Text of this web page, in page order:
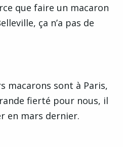
que faire un macaron
ça n’a pas de
macarons sont à Paris,
fierté pour nous, il
en mars dernier.